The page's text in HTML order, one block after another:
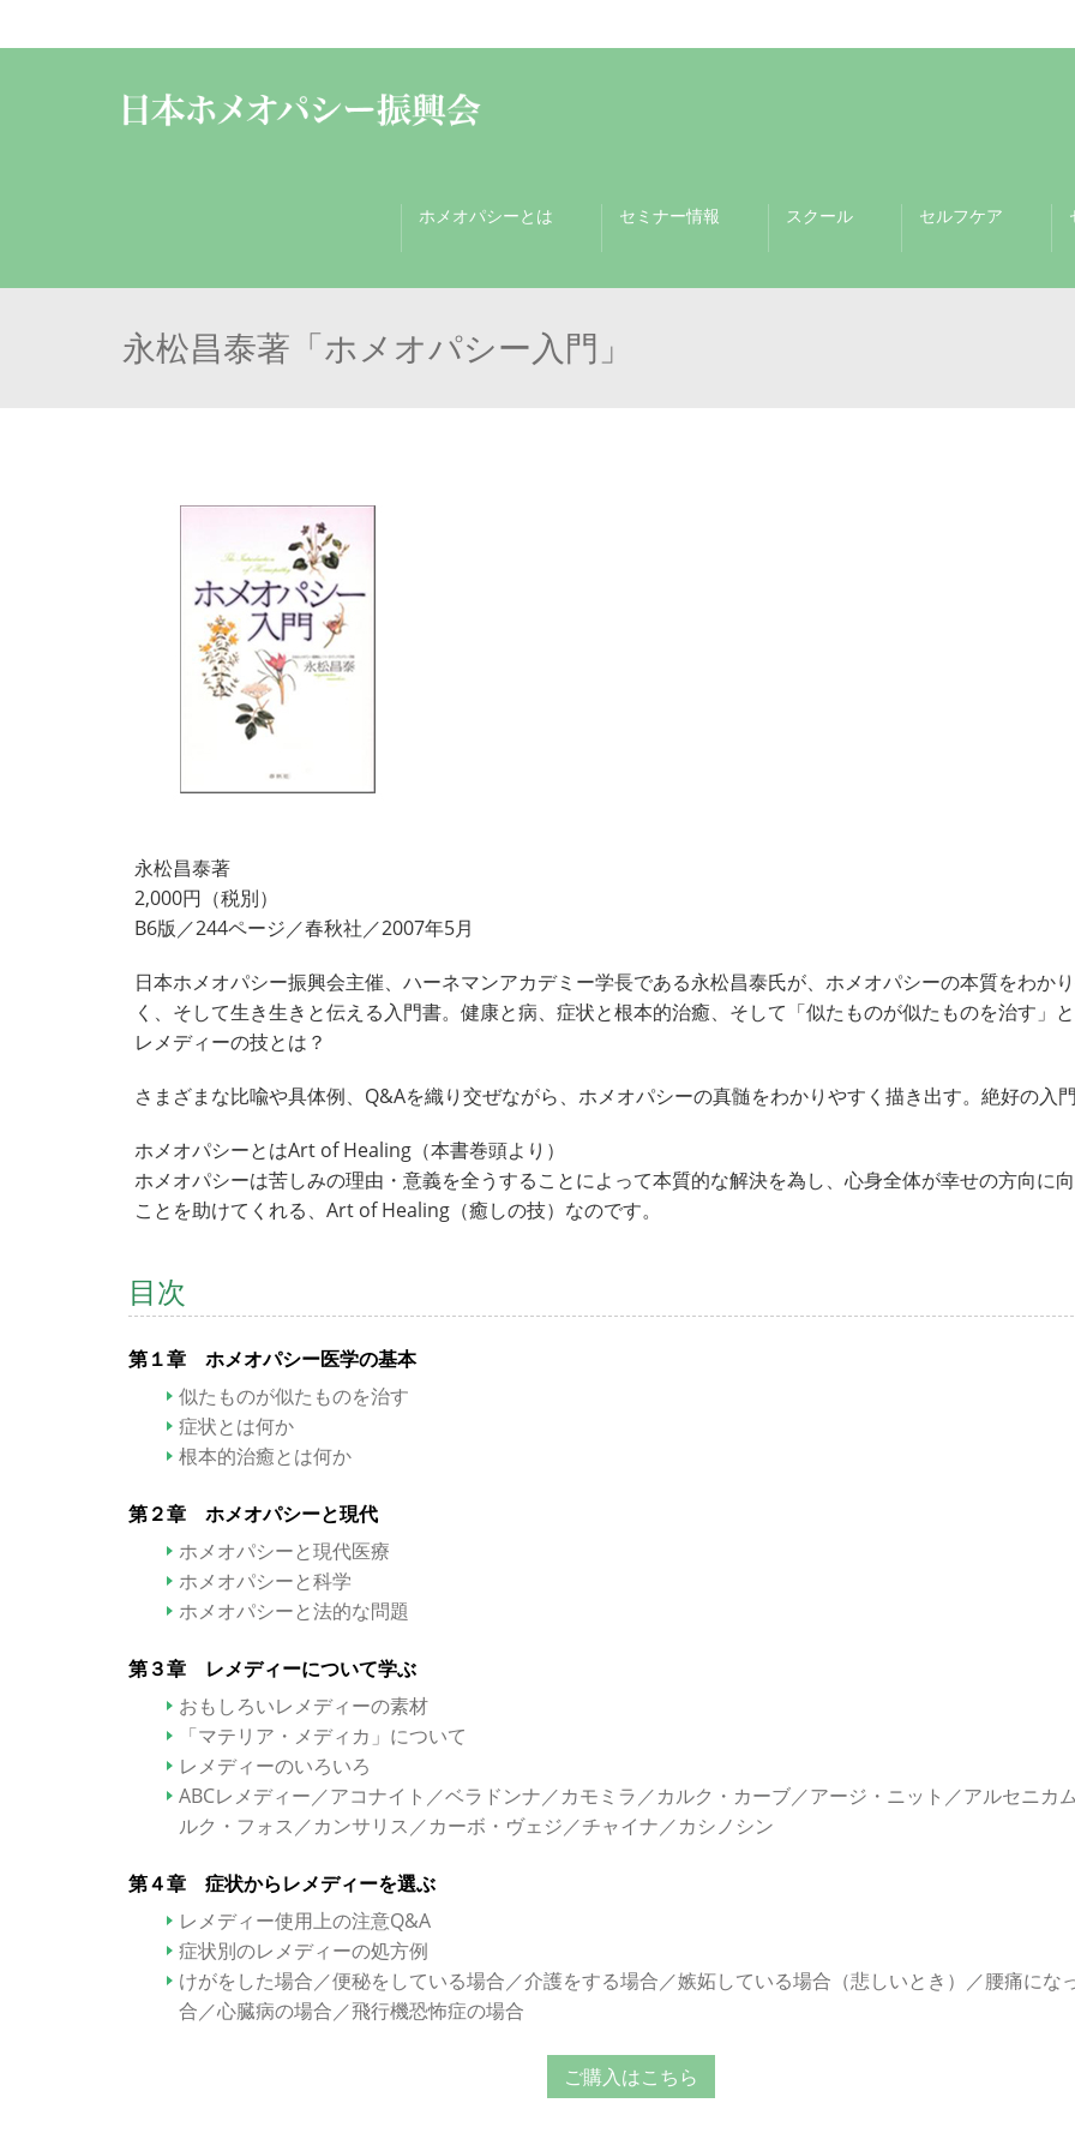
ホメオパシーとは セミナー情報 スクール セルフケア
永松昌泰著「ホメオパシー入門」
永松昌泰著
2,000円（税別）
B6版／244ページ／春秋社／2007年5月
日本ホメオパシー振興会主催、ハーネマンアカデミー学長である永松昌泰氏が、ホメオパシーの本質をわか
く、そして生き生きと伝える入門書。健康と病、症状と根本的治癒、そして「似たものが似たものを治す」
レメディーの技とは？
さまざまな比喩や具体例、Q&Aを織り交ぜながら、ホメオパシーの真髄をわかりやすく描き出す。絶好の入門
ホメオパシーとはArt of Healing（本書巻頭より）
ホメオパシーは苦しみの理由・意義を全うすることによって本質的な解決を為し、心身全体が幸せの方向に
ことを助けてくれる、Art of Healing（癒しの技）なのです。
目次
第１章 ホメオパシー医学の基本
似たものが似たものを治す
症状とは何か
根本的治癒とは何か
第２章 ホメオパシーと現代
ホメオパシーと現代医療
ホメオパシーと科学
ホメオパシーと法的な問題
第３章 レメディーについて学ぶ
おもしろいレメディーの素材
「マテリア・メディカ」について
レメディーのいろいろ
ABCレメディー／アコナイト／ベラドンナ／カモミラ／カルク・カーブ／アージ・ニット／アルセニカ
ルク・フォス／カンサリス／カーボ・ヴェジ／チャイナ／カシノシン
第４章 症状からレメディーを選ぶ
レメディー使用上の注意Q&A
症状別のレメディーの処方例
けがをした場合／便秘をしている場合／介護をする場合／嫉妬している場合（悲しいとき）／腰痛にな
合／心臓病の場合／飛行機恐怖症の場合
ご購入はこちら